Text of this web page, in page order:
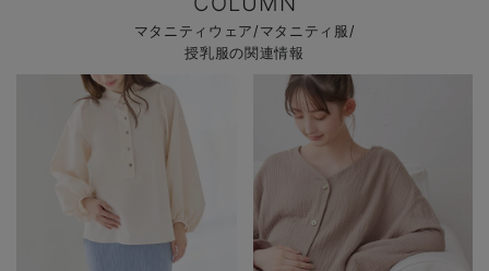
マタニティウェア/マタニティ服/
授乳服の関連情報